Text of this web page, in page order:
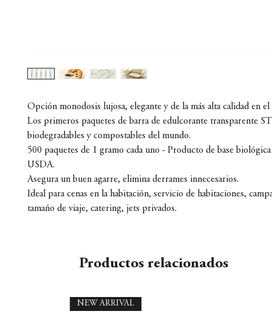
Opción monodosis lujosa, elegante y de la más alta calidad en el
Los primeros paquetes de barra de edulcorante transparente
biodegradables y compostables del mundo.
500 paquetes de 1 gramo cada uno - Producto de base
USDA.
Asegura un buen agarre, elimina derrames innecesarios.
Ideal para cenas en la habitación, servicio de habitaciones,
tamaño de viaje, catering, jets privados.
Productos relacionados
NEW ARRIVAL